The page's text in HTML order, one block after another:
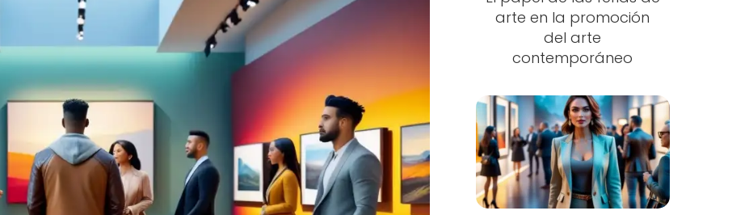
arte en la promoción
del arte
contemporáneo